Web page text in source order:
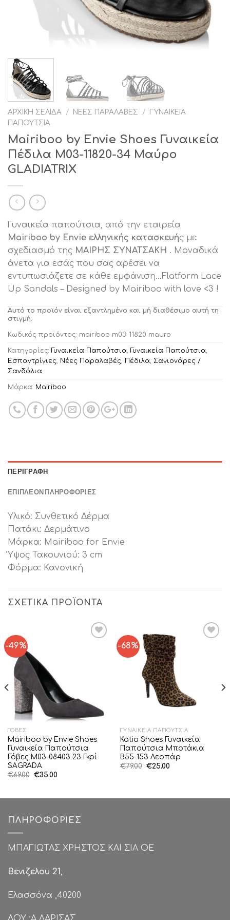
ΑΡΧΙΚΉ ΣΕΛΊΔΑ / ΝΈΕΣ ΠΑΡΑΛΑΒΈΣ /
ΓΥΝΑΙΚΕΊΑ
ΠΑΠΟΎΤΣΙΑ
Mairiboo by Envie Shoes Γυναικεία
Πέδιλα M03-11820-34 Μαύρο
GLADIATRIX
Γυναικεία παπούτσια, από την εταιρεία
Mairiboo by Envie ελληνικής κατασκευής με
σχεδιασμό της ΜΑΙΡΗΣ ΣΥΝΑΤΣΑΚΗ . Μοναδικά
άνετα για εσάς που σας αρέσει να
εντυπωσιάζετε σε κάθε εμφάνιση…Flatform Lace
Up Sandals – Designed by Mairiboo with love <3 !
Αυτό το προϊόν είναι εξαντλημένο και μή διαθέσιμο αυτή τη
στιγμή.
Κωδικός προϊόντος: mairiboo m03-11820 mauro
Κατηγορίες: Γυναικεία Παπούτσια, Γυναικεία Παπούτσια,
Εσπαντρίγιες, Νέες Παραλαβές, Πέδιλα, Σαγιονάρες /
Σανδάλια
Μάρκα: Mairiboo
ΠΕΡΙΓΡΑΦΉ
ΕΠΙΠΛΈΟΝ ΠΛΗΡΟΦΟΡΊΕΣ
Υλικό: Συνθετικό Δέρμα
Πατάκι: Δερμάτινο
Μάρκα: Mairiboo for Envie
Ύψος Τακουνιού: 3 cm
Φόρμα: Κανονική
ΣΧΕΤΙΚΆ ΠΡΟΪΌΝΤΑ
-49%
ΓΌΒΕΣ
Mairiboo by Envie Shoes
Γυναικεία Παπούτσια
Γόβες M03-08403-23 Γκρί
SAGRADA
€69.00 Original
€35.00Η
-68%
ΓΥΝΑΙΚΕΊΑ ΠΑΠΟΎΤΣΙΑ
Katia Shoes Γυναικεία
Παπούτσια Μποτάκια
Β55-153 Λεοπάρ
€79.00 Original
€25.00Η
ΠΛΗΡΟΦΟΡΊΕΣ
ΜΠΑΓΙΩΤΑΣ ΧΡΗΣΤΟΣ ΚΑΙ ΣΙΑ ΟΕ
Βενιζελου 21,
Ελασσόνα ,40200